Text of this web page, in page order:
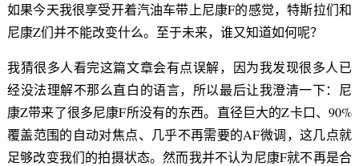
如果今天我很享受开着汽油车带上尼康F的感觉，特斯拉们和
尼康Z们并不能改变什么。至于未来，谁又知道如何呢？
我猜很多人看完这篇文章会有点误解，因为我发现很多人已
经没法理解不那么直白的语言，所以最后让我澄清一下：尼
康Z带来了很多尼康F所没有的东西。直径巨大的Z卡口、90%
覆盖范围的自动对焦点、几乎不再需要的AF微调，这几点就
足够改变我们的拍摄状态。然而我并不认为尼康F就不再是合